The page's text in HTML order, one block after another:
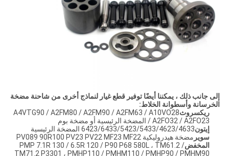
إلى جانب ذلك ، يمكننا أيضًا توفير قطع غيار لنماذج أخرى من شاحنة مضخة
الخرسانة وأسطوانة الخلاط:
ريكسروثA4VTG90 / A2FM80 / A2FM90 / A2FM63 / A10VO28
/ A2FO32 / A2FO23 المضخة الرئيسية أو مضخة بوم
إيتون6423/6433/5423/5433/4623/4633 المضخة الرئيسية
سوير مضخة هيدروليكية PV089 90R100 PV23 PV22 MF23 MF22
المخفضPMP 7.1R 130 / 6.5R 120 / P90 P68 580L ، TM61.2 /
TM71.2 P3301 ، PMHP110 / PMHM110 / PMHP90 / PMHM90